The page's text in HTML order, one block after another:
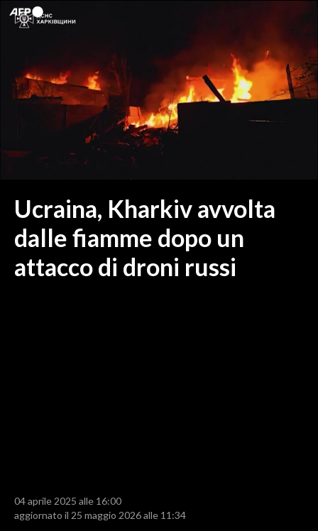
PROVINCIA DI CAGLIARI
ORISTANO E PROVINCIA
SASSARI E PROVINCIA
NUORO E PROVINCIA
ITALIA
MONDO
RISULTATI E CLASSIFICHE
Ucraina, Kharkiv avvolta
dalle fiamme dopo un
attacco di droni russi
04 aprile 2025 alle 16:00
aggiornato il 25 maggio 2026 alle 11:34